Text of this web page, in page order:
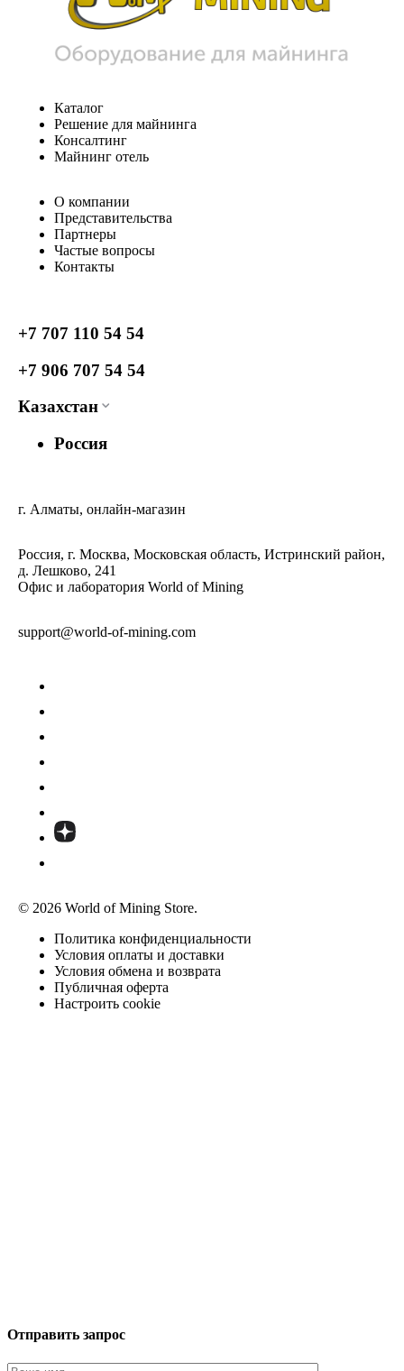
Каталог
Решение для майнинга
Консалтинг
Майнинг отель
О компании
Представительства
Партнеры
Частые вопросы
Контакты
+7 707 110 54 54
+7 906 707 54 54
Казахстан
Россия
г. Алматы, онлайн-магазин
Россия, г. Москва, Московская область, Истринский район,
д. Лешково, 241
Офис и лаборатория World of Mining
support@world-of-mining.com
© 2026 World of Mining Store.
Политика конфиденциальности
Условия оплаты и доставки
Условия обмена и возврата
Публичная оферта
Настроить cookie
Отправить запрос